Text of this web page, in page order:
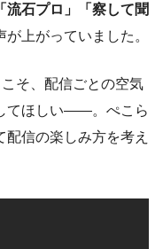
「流石プロ」「察して聞
が上がっていました。
そ、配信ごとの空気
てほしい――。ぺこら
信の楽しみ方を考え